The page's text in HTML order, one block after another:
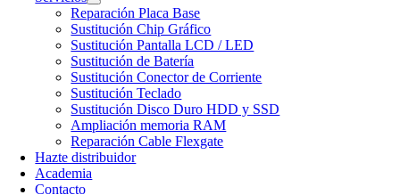
Reparación Placa Base
Sustitución Chip Gráfico
Sustitución Pantalla LCD / LED
Sustitución de Batería
Sustitución Conector de Corriente
Sustitución Teclado
Sustitución Disco Duro HDD y SSD
Ampliación memoria RAM
Reparación Cable Flexgate
Hazte distribuidor
Academia
Contacto